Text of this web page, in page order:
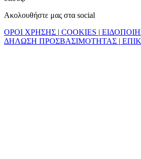
Ακολουθήστε μας στα social
ΟΡΟΙ ΧΡΗΣΗΣ | COOKIES |
ΔΗΛΩΣΗ ΠΡΟΣΒΑΣΙΜΟΤΗΤΑΣ |